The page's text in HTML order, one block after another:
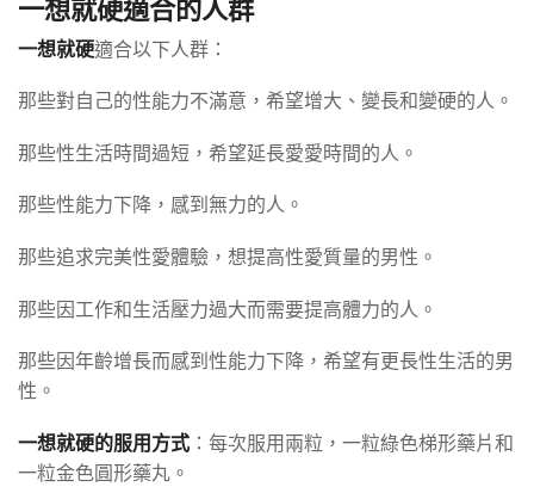
一想就硬適合的人群
一想就硬適合以下人群：
那些對自己的性能力不滿意，希望增大、變長和變硬的人。
那些性生活時間過短，希望延長愛愛時間的人。
那些性能力下降，感到無力的人。
那些追求完美性愛體驗，想提高性愛質量的男性。
那些因工作和生活壓力過大而需要提高體力的人。
那些因年齡增長而感到性能力下降，希望有更長性生活的男
性。
一想就硬的服用方式 ：每次服用兩粒，一粒綠色梯形藥片和
一粒金色圓形藥丸。